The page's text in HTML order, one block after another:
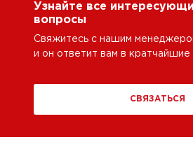
Узнайте все
вопросы
Свяжитесь с нашим
и он ответит вам в кратчайшие
СВЯЗАТЬСЯ